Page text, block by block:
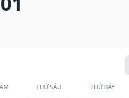
THỨ SÁU THỨ BẢY